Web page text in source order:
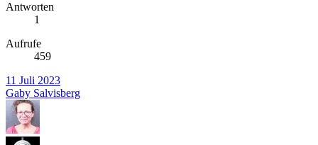
Antworten
1
Aufrufe
459
11 Juli 2023
Gaby Salvisberg